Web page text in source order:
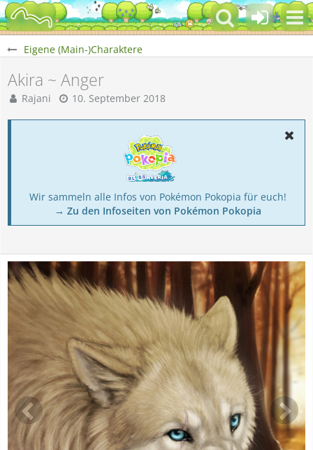
Eigene (Main-)Charaktere
Akira ~ Anger
Rajani 10. September 2018
Wir sammeln alle Infos von Pokémon Pokopia für euch!
→ Zu den Infoseiten von Pokémon Pokopia